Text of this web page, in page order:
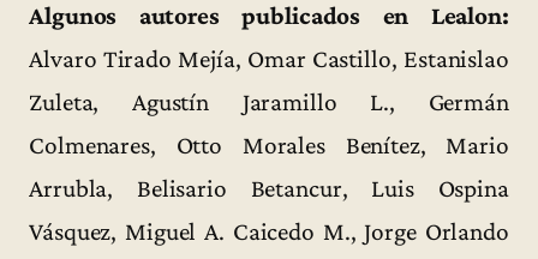
Algunos autores publicados en Lealon:
Alvaro Tirado Mejía, Omar Castillo, Estanislao
Zuleta, Agustín Jaramillo L., Germán
Colmenares, Otto Morales Benítez, Mario
Arrubla, Belisario Betancur, Luis Ospina
Vásquez, Miguel A. Caicedo M., Jorge Orlando